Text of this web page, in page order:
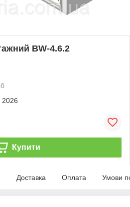
BW-4.6.2
2026
Купити
Доставка Оплата Умови